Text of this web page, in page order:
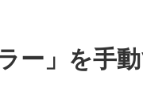
ー」を手